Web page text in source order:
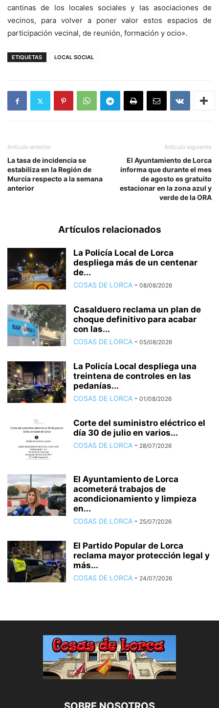
cantinas de los locales sociales y las asociaciones de
vecinos, para volver a poner valor estos espacios de
participación vecinal, de reunión, formación y ocio».
ETIQUETAS LOCAL SOCIAL
Artículo anterior
La tasa de incidencia se
estabiliza en la Región de
Murcia respecto a la semana
anterior
Artículo siguiente
El Ayuntamiento de Lorca
informa que durante el mes
de agosto es gratuito
estacionar en la zona azul y
verde de la ORA
Artículos relacionados
La Policía Local de Lorca
despliega más de un centenar
de...
COSAS DE LORCA - 08/08/2026
Casalduero reclama un plan de
choque definitivo para acabar
con las...
COSAS DE LORCA - 05/08/2026
La Policía Local despliega una
treintena de controles en las
pedanías...
COSAS DE LORCA - 01/08/2026
Corte del suministro eléctrico el
día 30 de julio en varios...
COSAS DE LORCA - 28/07/2026
El Ayuntamiento de Lorca
acometerá trabajos de
acondicionamiento y limpieza
en...
COSAS DE LORCA - 25/07/2026
El Partido Popular de Lorca
reclama mayor protección legal y
más...
COSAS DE LORCA - 24/07/2026